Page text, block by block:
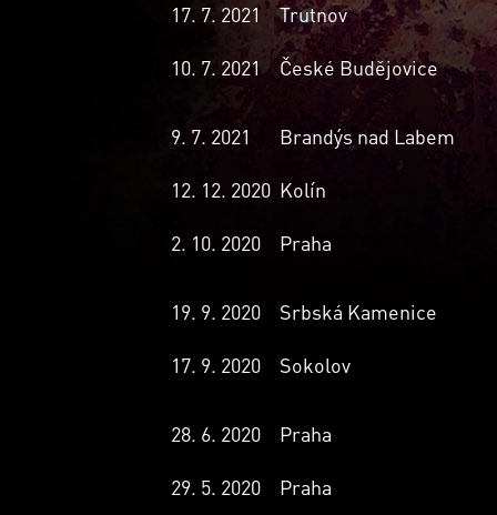
17. 7. 2021 Trutnov
10. 7. 2021 České Budějovice
9. 7. 2021 Brandýs nad Labem
12. 12. 2020 Kolín
2. 10. 2020 Praha
19. 9. 2020 Srbská Kamenice
17. 9. 2020 Sokolov
28. 6. 2020 Praha
29. 5. 2020 Praha